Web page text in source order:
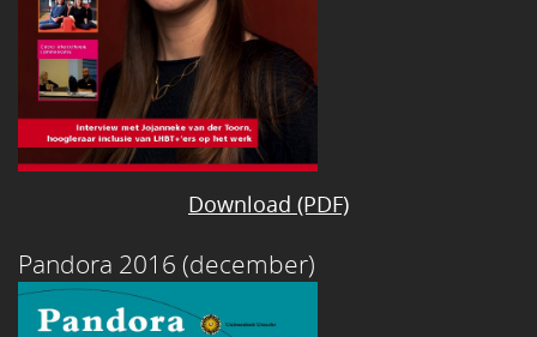
Download (PDF)
Pandora 2016 (december)